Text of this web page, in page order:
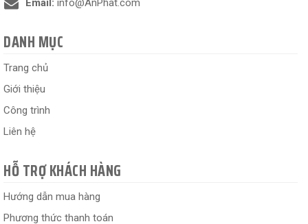
Email: info@AnPhat.com
DANH MỤC
Trang chủ
Giới thiệu
Công trình
Liên hệ
HỖ TRỢ KHÁCH HÀNG
Hướng dẫn mua hàng
Phương thức thanh toán